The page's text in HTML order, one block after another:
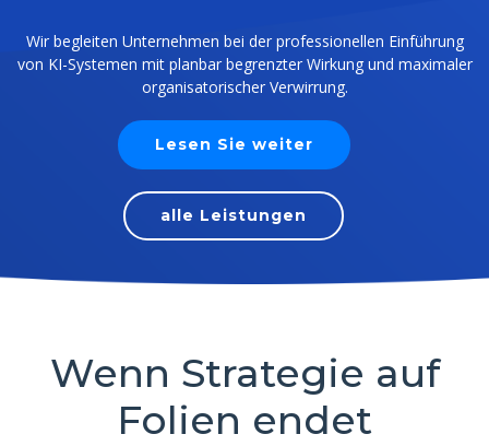
Wir begleiten Unternehmen bei der professionellen Einführung
von KI-Systemen mit planbar begrenzter Wirkung und maximaler
organisatorischer Verwirrung.
Lesen Sie weiter
alle Leistungen
Wenn Strategie auf
Folien endet